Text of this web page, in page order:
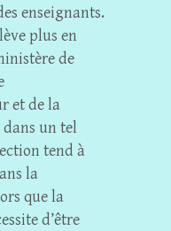
enseignants.
plus en
de
et de la
dans un tel
tend à
la
que la
d’être